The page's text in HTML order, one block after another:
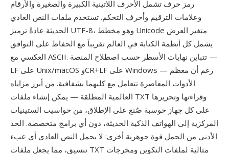
رمز حرف تشمل الأحرف اللاتينية الكبيرة والصغيرة والأرقام
وعلامات الترقيم وأحرف التحكم. تستخدم ملفات النص العادي
الحديثة عادةً ترميز UTF-8، وهو مخطط Unicode متغير العرض
يشمل كل أنظمة الكتابة في العالم تقريباً مع الحفاظ على التوافق
العكسي مع ASCII. تتباين نهايات الأسطر حسب اصطلاح المنصة —
LF على Unix/macOS وCR+LF على Windows — رغم أن معظم
الأدوات المعاصرة تتعامل مع كليهما بشفافية. من أبرز مزاياه
العالمية المطلقة — يمكن إنشاء ملفات TXT وقراءتها وتحريرها
على كل جهاز حوسبة صُنع على الإطلاق، من حواسيب الستينيات
المركزية إلى الهواتف الذكية الحديثة، دون أي برامج متخصصة. الحد
الأدنى من الحمل قوة جوهرية أخرى: لا يحمل النص العادي أي عبء
تنسيق، مما يجعل ملفات TXT مثالية لملفات التكوين ومخرجات